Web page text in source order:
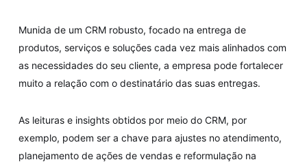
Munida de um CRM robusto, focado na entrega de
produtos, serviços e soluções cada vez mais alinhados com
as necessidades do seu cliente, a empresa pode fortalecer
muito a relação com o destinatário das suas entregas.
As leituras e insights obtidos por meio do CRM, por
exemplo, podem ser a chave para ajustes no atendimento,
planejamento de ações de vendas e reformulação na